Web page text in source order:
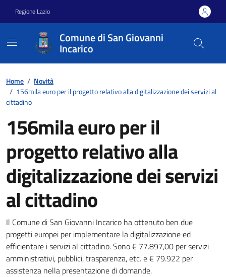
Regione Lazio
Comune di San Giovanni
Incarico
Home / Novità
/ 156mila euro per il progetto relativo alla digitalizzazione dei servizi al
cittadino
156mila euro per il
progetto relativo alla
digitalizzazione dei servizi
al cittadino
Dettagli della notizia
Il Comune di San Giovanni Incarico ha ottenuto ben due
progetti europei per implementare la digitalizzazione ed
efficientare i servizi al cittadino. Sono € 77.897,00 per servizi
amministrativi, pubblici, trasparenza, etc. e € 79.922 per
assistenza nella presentazione di domande.